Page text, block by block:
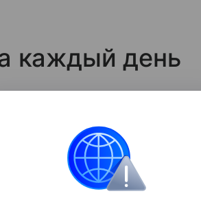
каждый день
на молодость кожи,
лучи ускоряют
и делают морщины более